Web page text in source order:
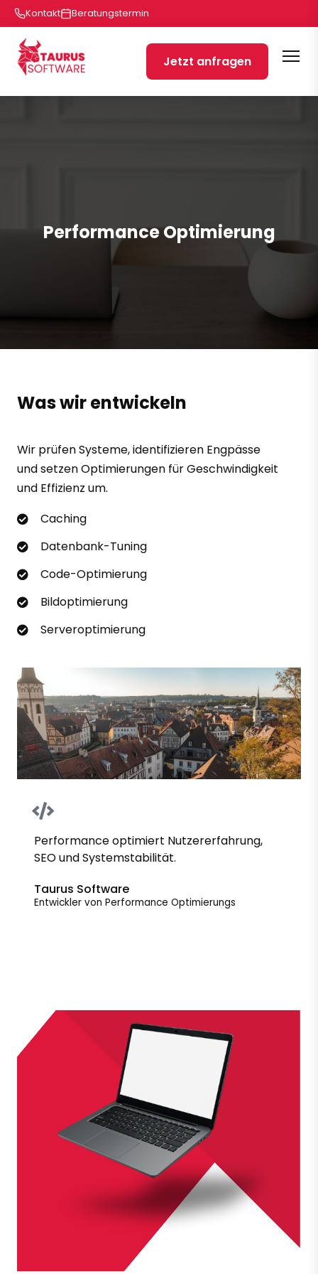
Kontakt Beratungstermin
Jetzt anfragen
Performance Optimierung
Was wir entwickeln
Wir prüfen Systeme, identifizieren Engpässe
und setzen Optimierungen für Geschwindigkeit
und Effizienz um.
Caching
Datenbank-Tuning
Code-Optimierung
Bildoptimierung
Serveroptimierung
Performance optimiert Nutzererfahrung,
SEO und Systemstabilität.
Taurus Software
Entwickler von Performance Optimierungs